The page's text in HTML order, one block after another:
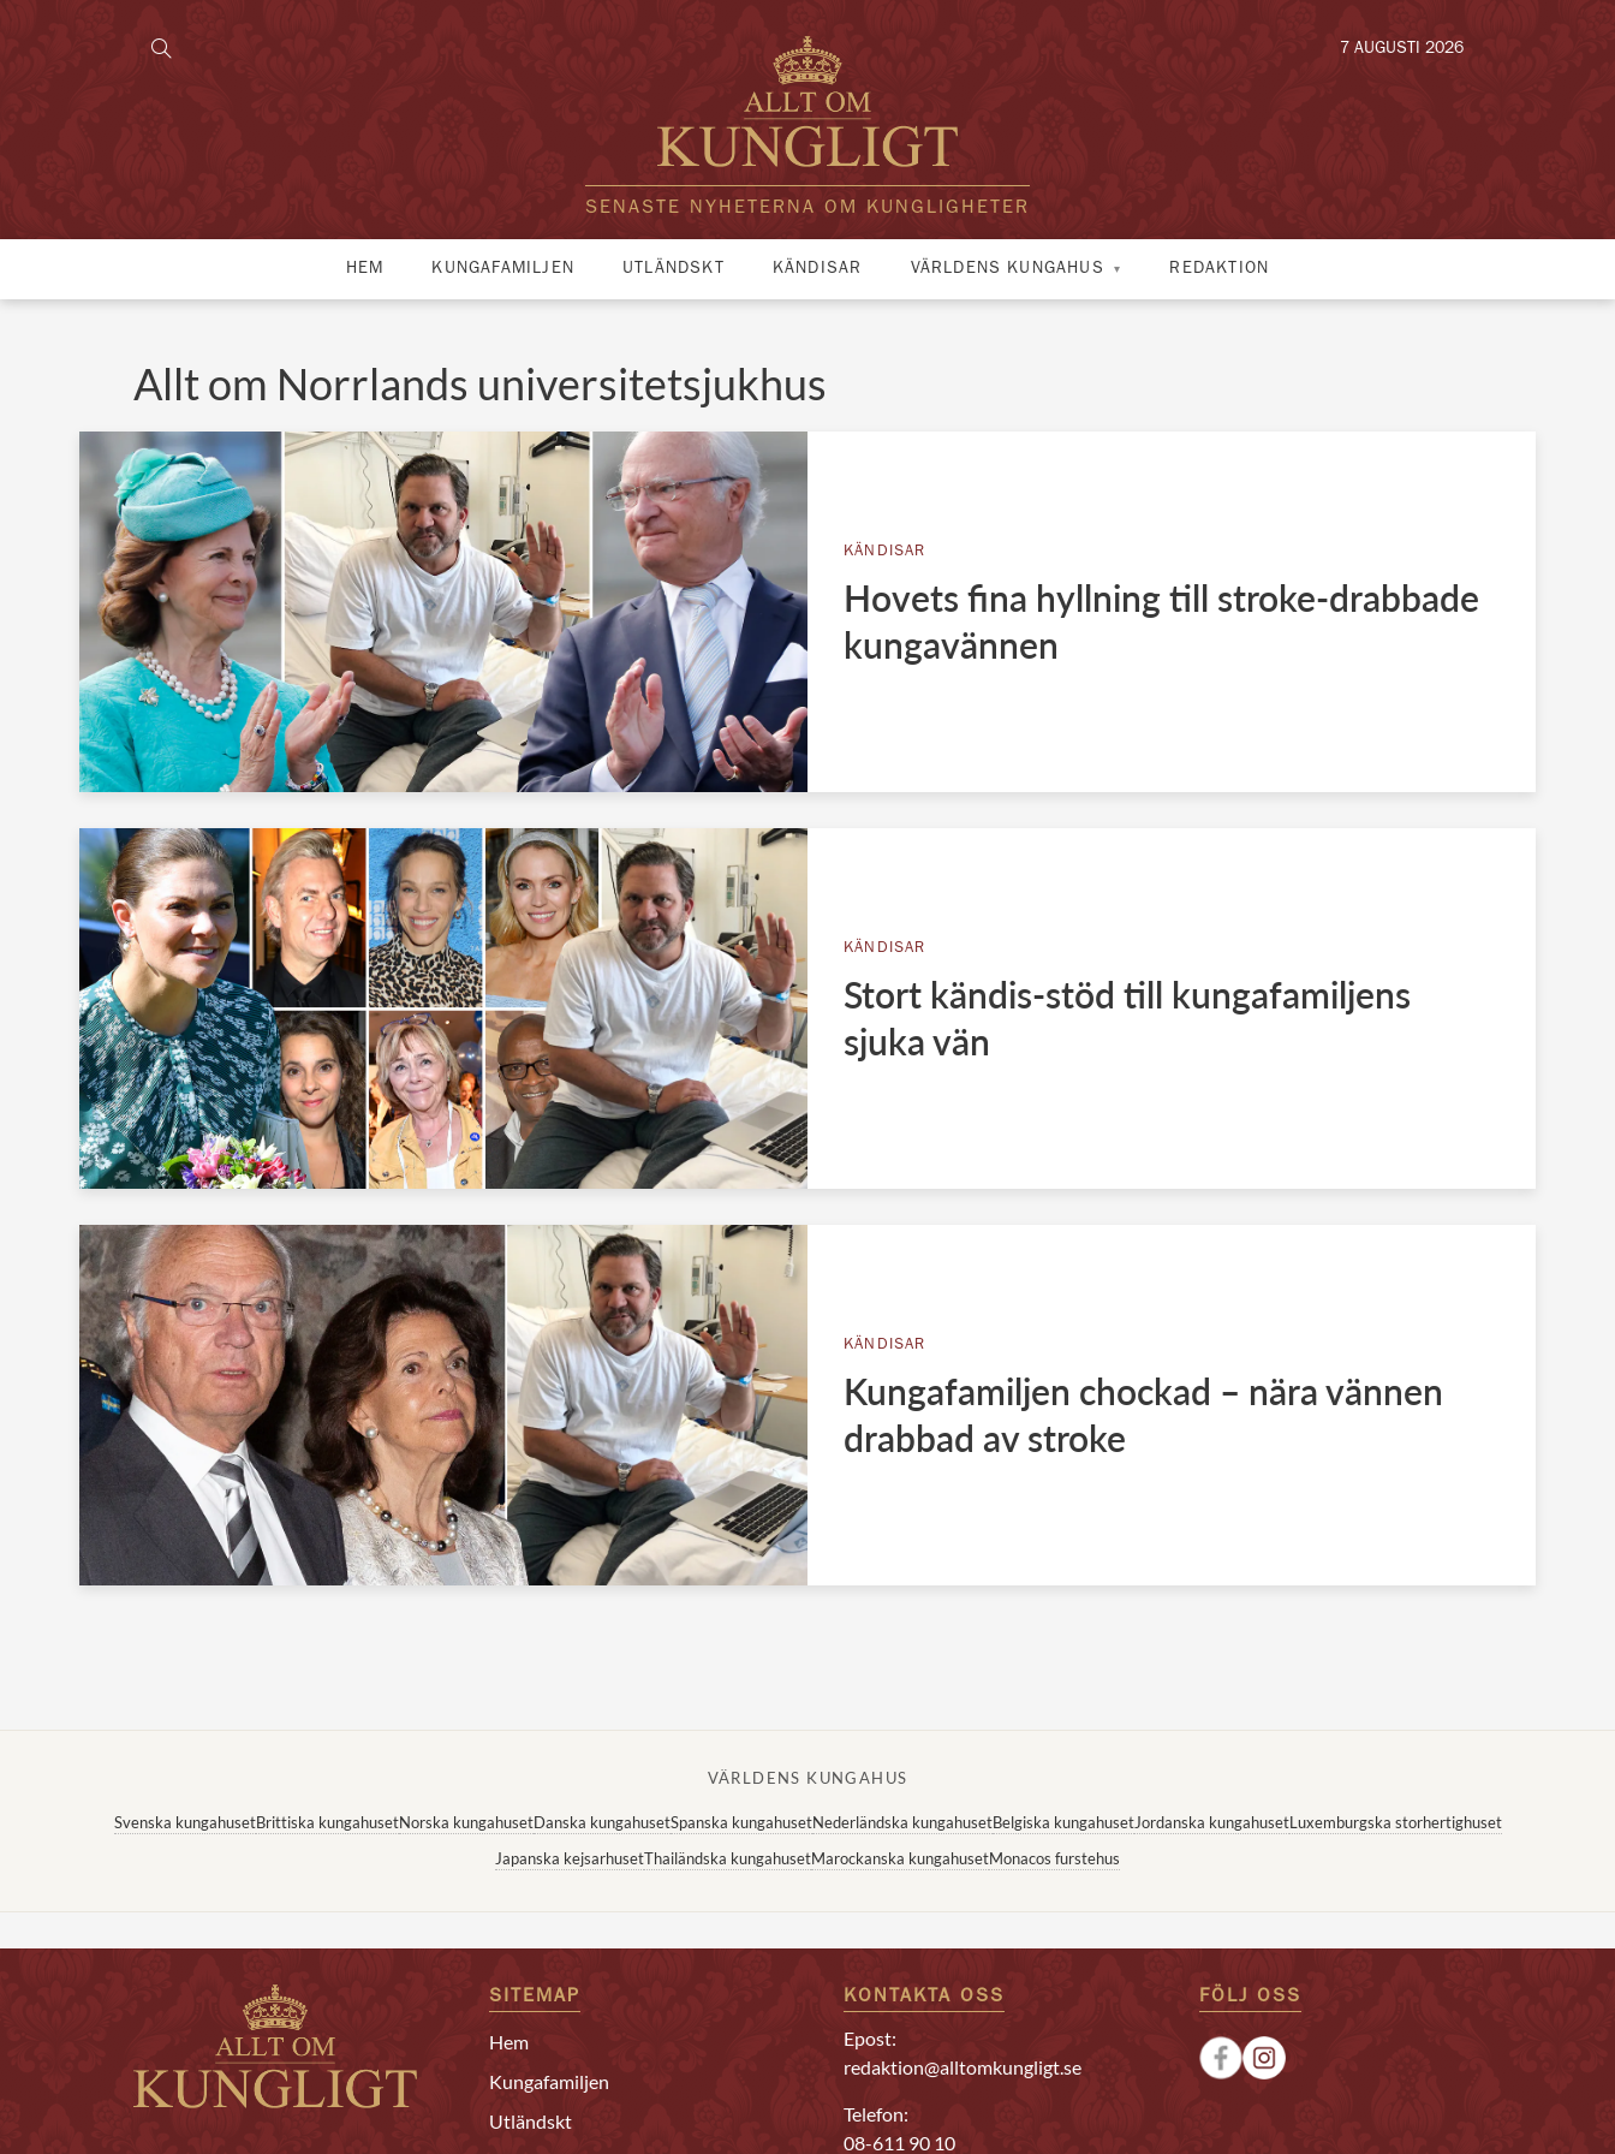
SENASTE NYHETERNA OM KUNGLIGHETER
7 AUGUSTI 2026
HEM KUNGAFAMILJEN UTLÄNDSKT KÄNDISAR VÄRLDENS KUNGAHUS REDAKTION
Allt om Norrlands universitetsjukhus
KÄNDISAR
Hovets fina hyllning till stroke-drabbade
kungavännen
KÄNDISAR
Stort kändis-stöd till kungafamiljens
sjuka vän
KÄNDISAR
Kungafamiljen chockad – nära vännen
drabbad av stroke
VÄRLDENS KUNGAHUS
Svenska kungahusetBrittiska kungahusetNorska kungahusetDanska kungahusetSpanska kungahusetNederländska kungahusetBelgiska kungahusetJordanska kungahusetLuxemburgska storhertighuset
Japanska kejsarhusetThailändska kungahusetMarockanska kungahusetMonacos furstehus
SITEMAP
Hem
Kungafamiljen
Utländskt
KONTAKTA OSS
Epost:
redaktion@alltomkungligt.se
Telefon:
08-611 90 10
FÖLJ OSS